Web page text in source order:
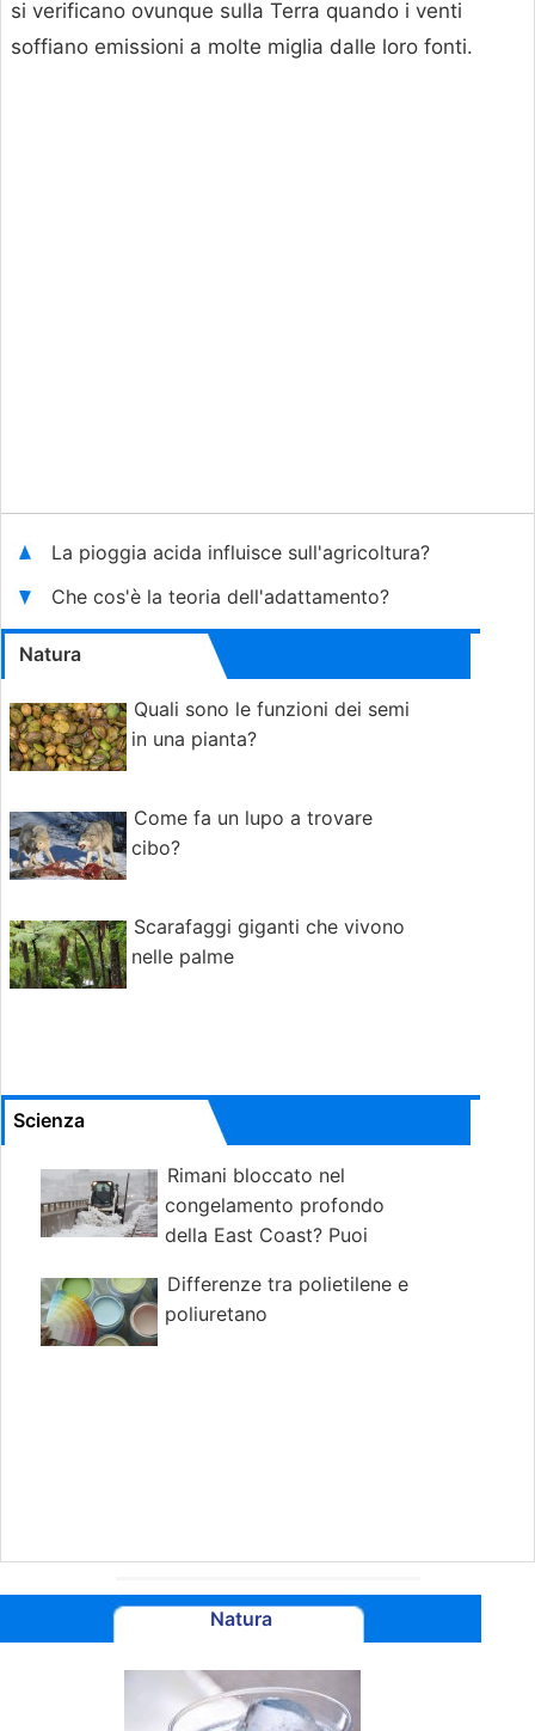
si verificano ovunque sulla Terra quando i venti
soffiano emissioni a molte miglia dalle loro fonti.
La pioggia acida influisce sull'agricoltura?
Che cos'è la teoria dell'adattamento?
Natura
Quali sono le funzioni dei semi
in una pianta?
Come fa un lupo a trovare
cibo?
Scarafaggi giganti che vivono
nelle palme
Scienza
Rimani bloccato nel
congelamento profondo
della East Coast? Puoi
Differenze tra polietilene e
poliuretano
Natura